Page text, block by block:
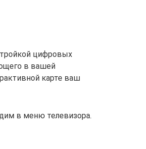
цифровых
в вашей
карте ваш
в меню телевизора.